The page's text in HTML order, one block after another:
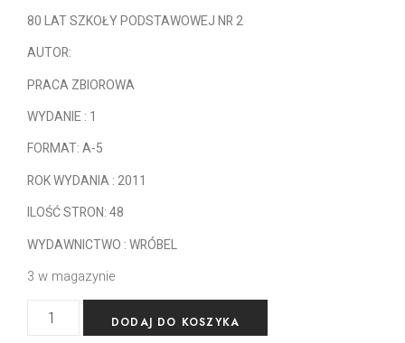
80 LAT SZKOŁY PODSTAWOWEJ NR 2
AUTOR:
PRACA ZBIOROWA
WYDANIE : 1
FORMAT: A-5
ROK WYDANIA : 2011
ILOŚĆ STRON: 48
WYDAWNICTWO : WRÓBEL
3 w magazynie
DODAJ DO KOSZYKA